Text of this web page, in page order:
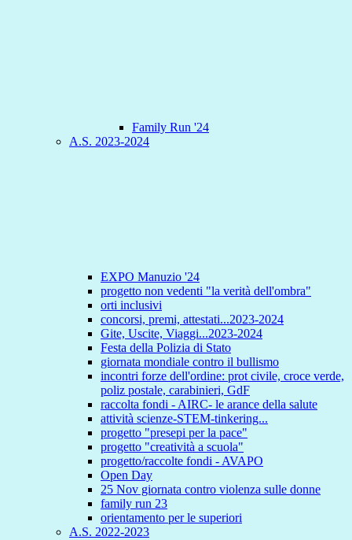
Family Run '24
A.S. 2023-2024
EXPO Manuzio '24
progetto non vedenti "la verità dell'ombra"
orti inclusivi
concorsi, premi, attestati...2023-2024
Gite, Uscite, Viaggi...2023-2024
Festa della Polizia di Stato
giornata mondiale contro il bullismo
incontri forze dell'ordine: prot civile, croce verde,
poliz postale, carabinieri, GdF
raccolta fondi - AIRC- le arance della salute
attività scienze-STEM-tinkering...
progetto "presepi per la pace"
progetto "creatività a scuola"
progetto/raccolte fondi - AVAPO
Open Day
25 Nov giornata contro violenza sulle donne
family run 23
orientamento per le superiori
A.S. 2022-2023